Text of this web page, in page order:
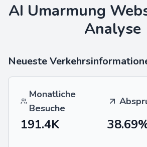
AI Umarmung
Analyse
Neueste
Monatliche
Besuche
191.4K